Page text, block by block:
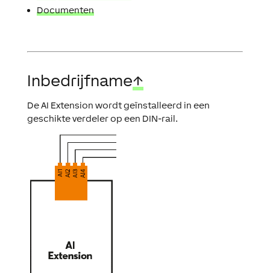
Documenten
Inbedrijfname↑
De AI Extension wordt geïnstalleerd in een
geschikte verdeler op een DIN-rail.